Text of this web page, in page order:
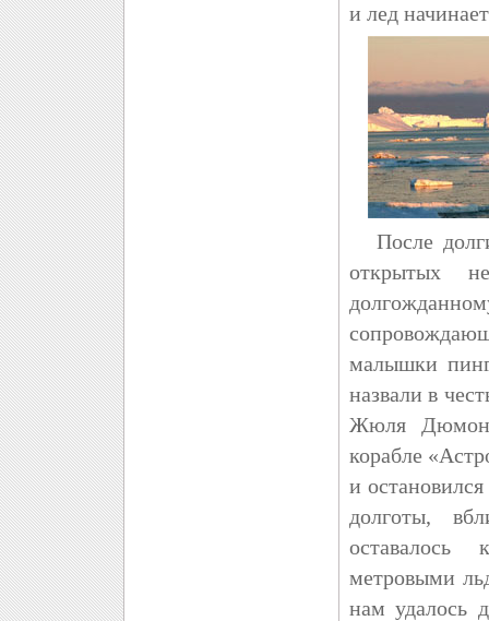
и лед
После
открытых
малышки
назвали в
Жюля
корабле
и
долготы,
оставалось
метровыми
нам удалось